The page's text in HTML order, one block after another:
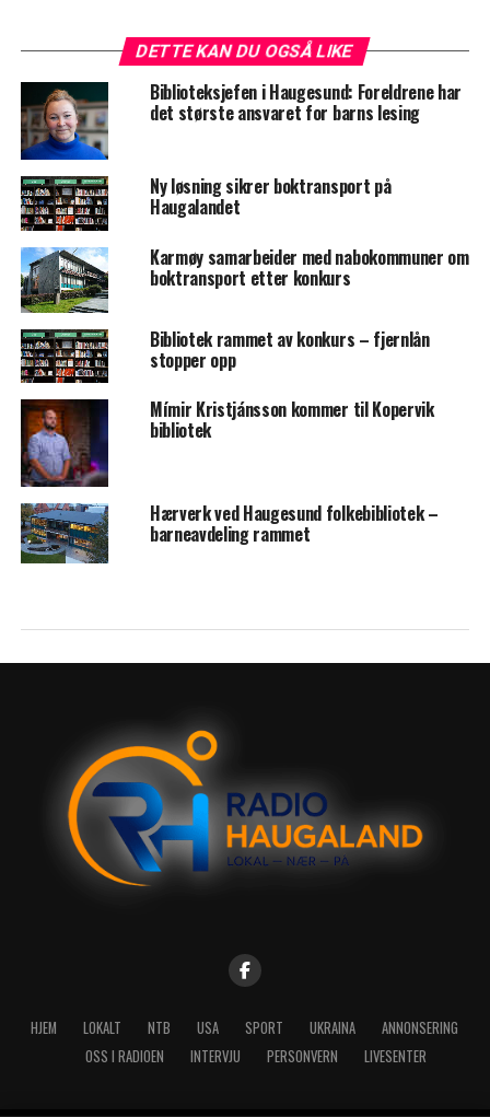
DETTE KAN DU OGSÅ LIKE
Biblioteksjefen i Haugesund: Foreldrene har
det største ansvaret for barns lesing
Ny løsning sikrer boktransport på
Haugalandet
Karmøy samarbeider med nabokommuner om
boktransport etter konkurs
Bibliotek rammet av konkurs – fjernlån
stopper opp
Mímir Kristjánsson kommer til Kopervik
bibliotek
Hærverk ved Haugesund folkebibliotek –
barneavdeling rammet
HJEM LOKALT NTB USA SPORT UKRAINA
ANNONSERING
OSS I RADIOEN
INTERVJU PERSONVERN LIVESENTER